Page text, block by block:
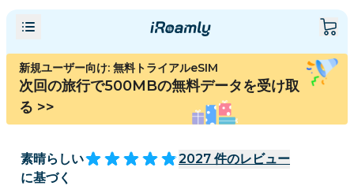
新規ユーザー向け: 無料トライアルeSIM
次回の旅行で500MBの無料データを受け取
る >>
素晴らしい 2027 件のレビュー
に基づく